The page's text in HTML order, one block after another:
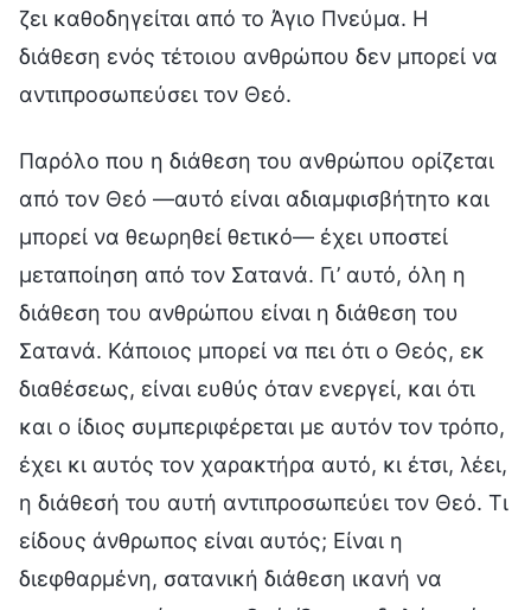
ζει καθοδηγείται από το Άγιο Πνεύμα. Η
διάθεση ενός τέτοιου ανθρώπου δεν μπορεί να
αντιπροσωπεύσει τον Θεό.
Παρόλο που η διάθεση του ανθρώπου ορίζεται
από τον Θεό —αυτό είναι αδιαμφισβήτητο και
μπορεί να θεωρηθεί θετικό— έχει υποστεί
μεταποίηση από τον Σατανά. Γι’ αυτό, όλη η
διάθεση του ανθρώπου είναι η διάθεση του
Σατανά. Κάποιος μπορεί να πει ότι ο Θεός, εκ
διαθέσεως, είναι ευθύς όταν ενεργεί, και ότι
και ο ίδιος συμπεριφέρεται με αυτόν τον τρόπο,
έχει κι αυτός τον χαρακτήρα αυτό, κι έτσι, λέει,
η διάθεσή του αυτή αντιπροσωπεύει τον Θεό. Τι
είδους άνθρωπος είναι αυτός; Είναι η
διεφθαρμένη, σατανική διάθεση ικανή να